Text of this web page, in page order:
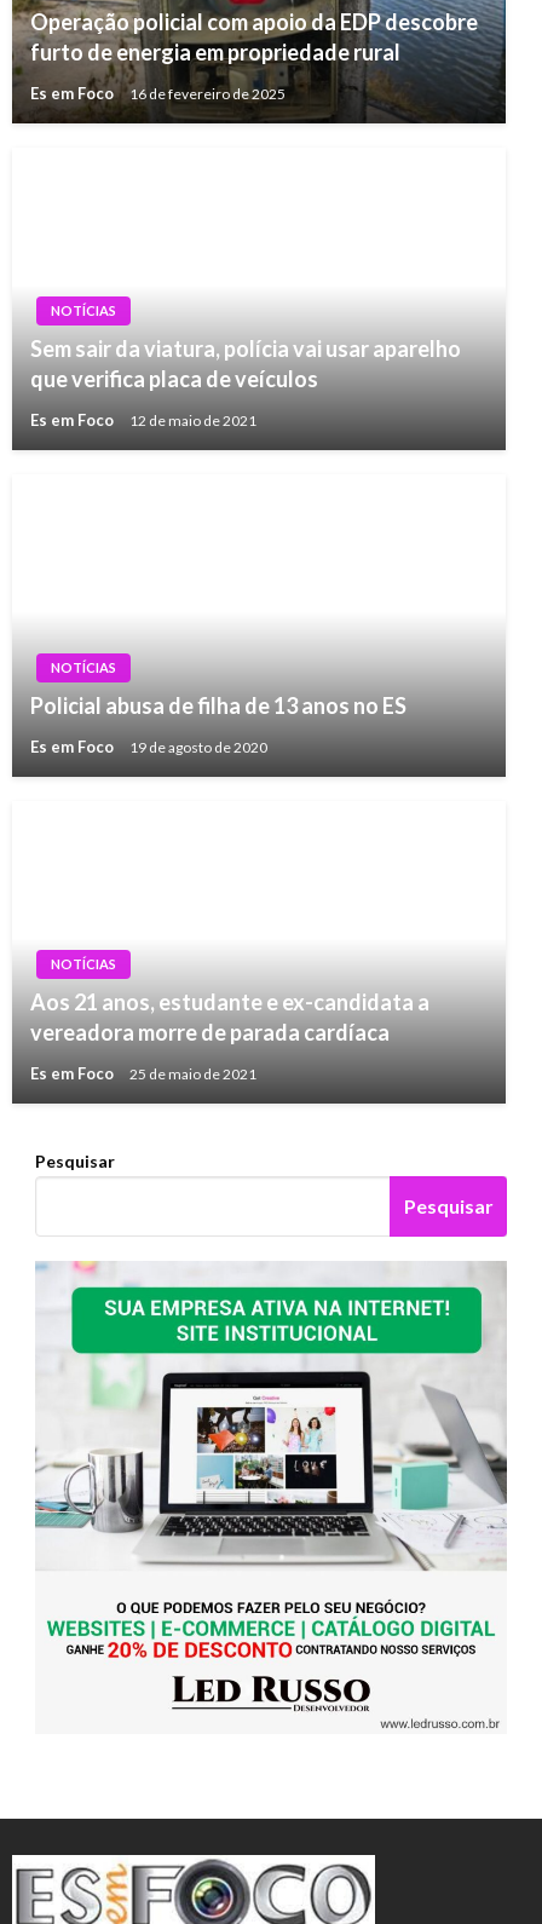
Operação policial com apoio da EDP descobre
furto de energia em propriedade rural
Es em Foco 16 de fevereiro de 2025
NOTÍCIAS
Sem sair da viatura, polícia vai usar aparelho
que verifica placa de veículos
Es em Foco 12 de maio de 2021
NOTÍCIAS
Policial abusa de filha de 13 anos no ES
Es em Foco 19 de agosto de 2020
NOTÍCIAS
Aos 21 anos, estudante e ex-candidata a
vereadora morre de parada cardíaca
Es em Foco 25 de maio de 2021
Pesquisar
Pesquisar